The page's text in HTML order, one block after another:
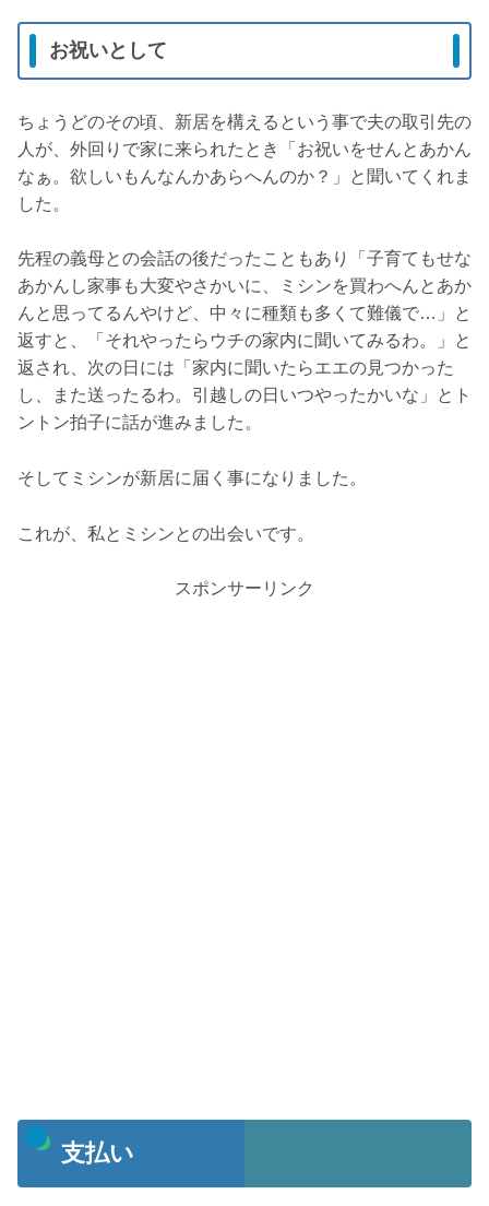
お祝いとして
ちょうどのその頃、新居を構えるという事で夫の取引先の
人が、外回りで家に来られたとき「お祝いをせんとあかん
なぁ。欲しいもんなんかあらへんのか？」と聞いてくれま
した。
先程の義母との会話の後だったこともあり「子育てもせな
あかんし家事も大変やさかいに、ミシンを買わへんとあか
んと思ってるんやけど、中々に種類も多くて難儀で…」と
返すと、「それやったらウチの家内に聞いてみるわ。」と
返され、次の日には「家内に聞いたらエエの見つかった
し、また送ったるわ。引越しの日いつやったかいな」とト
ントン拍子に話が進みました。
そしてミシンが新居に届く事になりました。
これが、私とミシンとの出会いです。
スポンサーリンク
支払い